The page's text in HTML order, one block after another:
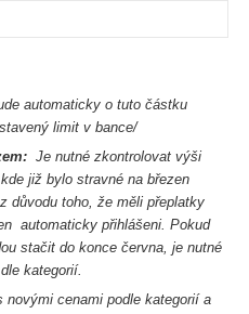
automaticky o tuto částku
limit v bance/
Je nutné zkontrolovat výši
již bylo stravné na březen
důvodu toho, že měli přeplatky
automaticky přihlášeni. Pokud
stačit do konce června, je nutné
kategorií.
cenami podle kategorií a